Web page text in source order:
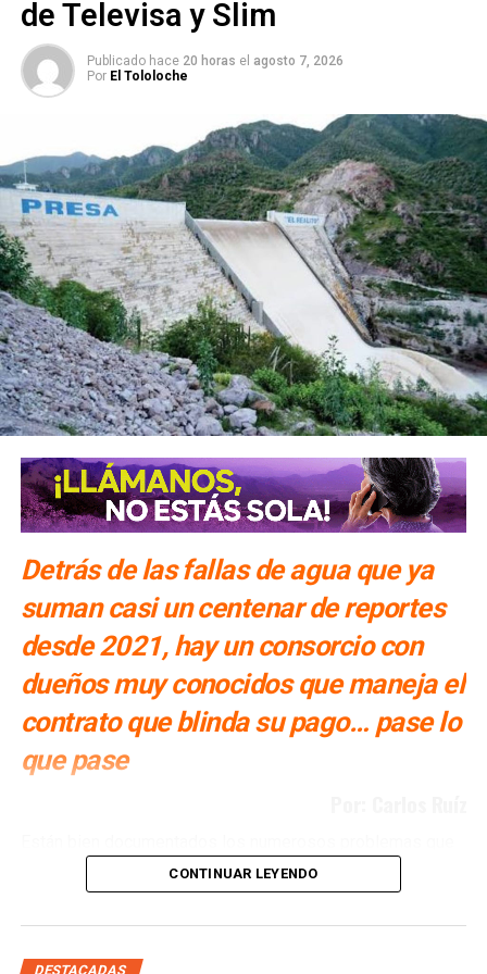
ARTÍCULOS RELACIONADOS:
FISCALÍA GENERAL DEL ESTADO DE SAN LUIS POTOSÍ (FGESLP)
SLP registra disminución en incidencia delictiva
NO TE PIERDAS
Posadas navideñas llegan a Ébano y Ciudad Valles
de Televisa y Slim
Publicado hace 20 horas el agosto 7, 2026
Por El Tololoche
Detrás de las fallas de agua que ya
suman casi un centenar de reportes
desde 2021, hay un consorcio con
dueños muy conocidos que maneja el
contrato que blinda su pago… pase lo
que pase
ha tenido San Luis Potosí con la Presa El Realito, un
proyecto diseñado para surtir de agua a alrededor de 46
CONTINUAR LEYENDO
DESTACADAS